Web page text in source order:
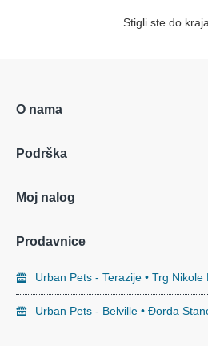
Stigli ste do
O nama
Podrška
Moj nalog
Prodavnice
Urban Pets - Terazije • Trg Nikole
Urban Pets - Belville • Đorđa